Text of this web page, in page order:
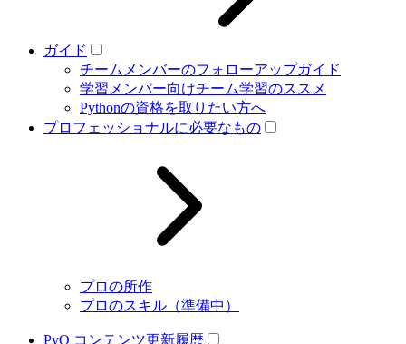
ガイド
チームメンバーのフォローアップガイド
学習メンバー向けチーム学習のススメ
Pythonの資格を取りたい方へ
プロフェッショナルに必要なもの
プロの所作
プロのスキル（準備中）
PyQ コンテンツ更新履歴